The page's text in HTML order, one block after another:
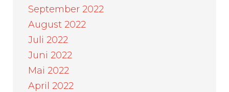
September 2022
August 2022
Juli 2022
Juni 2022
Mai 2022
April 2022